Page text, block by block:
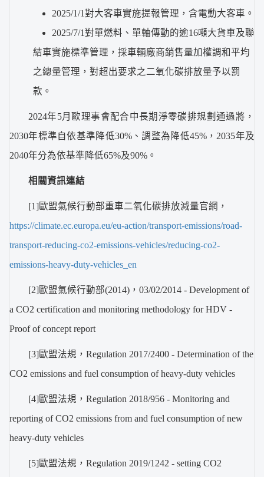
2025/1/1對大客車實施提報管理，含電動大客車。
2025/7/1對單燃料、單軸傳動的逾16噸大貨車及聯
結車實施標準管理，採車輛廠商銷售量加權調和平均
之總量管理，對超出要求之二氧化碳排放量予以罰
款。
2024年5月歐理事會配合中長期淨零碳排規劃通過將，
2030年標準自依基準降低30%、調整為降低45%，2035年及
2040年分為依基準降低65%及90%。
相關資訊連結
[1]歐盟氣候行動部重車二氧化碳排放減量官網，
https://climate.ec.europa.eu/eu-action/transport-emissions/road-
transport-reducing-co2-emissions-vehicles/reducing-co2-
emissions-heavy-duty-vehicles_en
[2]歐盟氣候行動部(2014)，03/02/2014 - Development of
a CO2 certification and monitoring methodology for HDV -
Proof of concept report
[3]歐盟法規，Regulation 2017/2400 - Determination of the
CO2 emissions and fuel consumption of heavy-duty vehicles
[4]歐盟法規，Regulation 2018/956 - Monitoring and
reporting of CO2 emissions from and fuel consumption of new
heavy-duty vehicles
[5]歐盟法規，Regulation 2019/1242 - setting CO2